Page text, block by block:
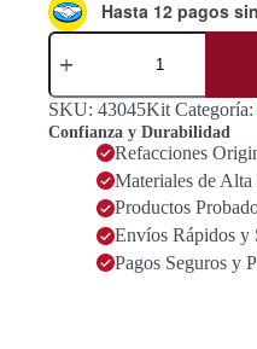
Hasta 12 pagos
Kit
D21-
D22
Gabriel
cantidad
SKU: 43045Kit Categoría:
Confianza y Durabilidad
Refacciones
Materiales de Alta
Productos
Envíos Rápidos y
Pagos Seguros y